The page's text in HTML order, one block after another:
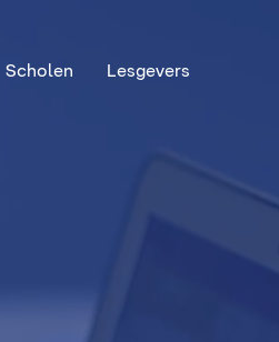
Scholen Lesgevers